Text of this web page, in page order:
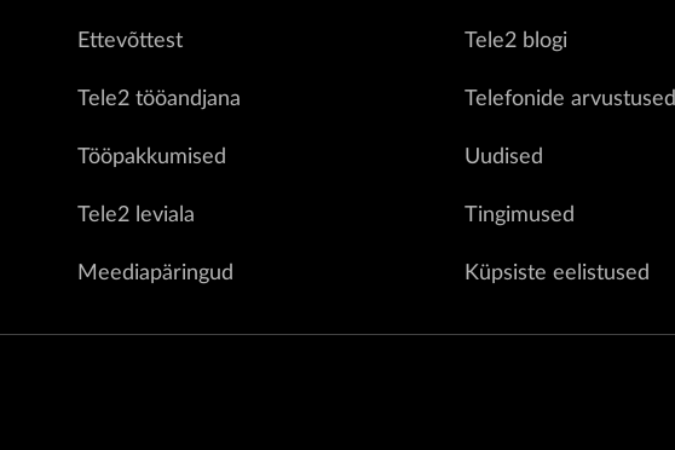
Ettevõttest
Tele2 tööandjana
Tööpakkumised
Tele2 leviala
Meediapäringud
Tele2 blogi
Telefonide arvustused
Uudised
Tingimused
Küpsiste eelistused